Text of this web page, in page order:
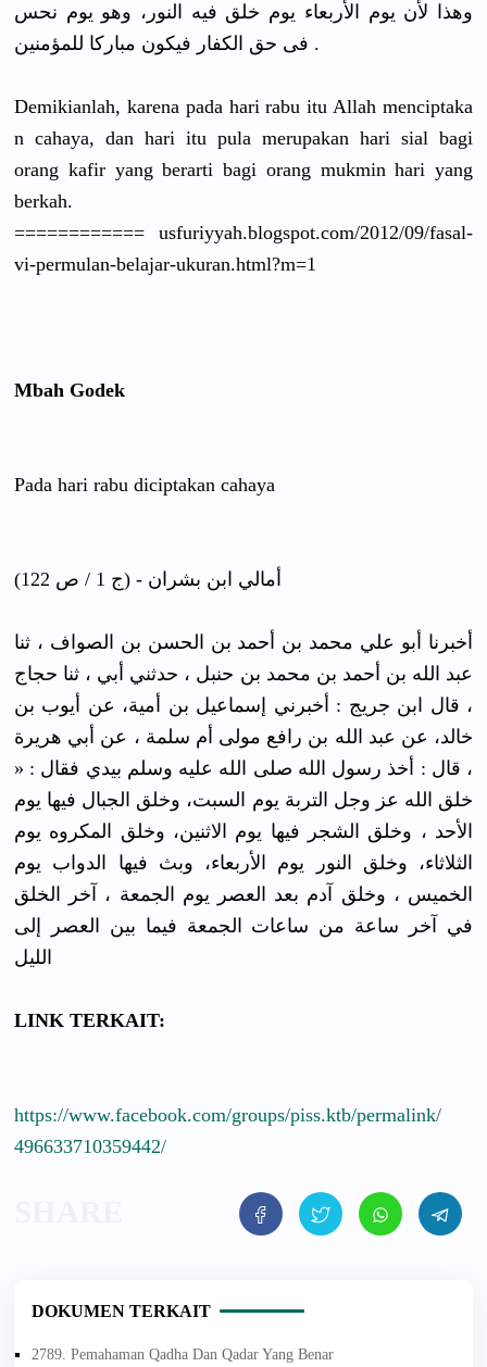
ﻭﻫﺬﺍ ﻷﻥ ﻳﻮﻡ ﺍﻷﺭﺑﻌﺎﺀ ﻳﻮﻡ ﺧﻠﻖ ﻓﻴﻪ ﺍﻟﻨﻮﺭ، ﻭﻫﻮ ﻳﻮﻡ ﻧﺤﺲ
ﻓﻰ ﺣﻖ ﺍﻟﻜﻔﺎﺭ ﻓﻴﻜﻮﻥ ﻣﺒﺎﺭﻛﺎ ﻟﻠﻤﺆﻣﻨﻴﻦ .
Demikianlah, karena pada hari rabu itu Allah menciptaka
n cahaya, dan hari itu pula merupakan hari sial bagi
orang kafir yang berarti bagi orang mukmin hari yang
berkah.
============ usfuriyyah.blogspot.com/2012/09/fasal-
vi-permulan-belajar-ukuran.html?m=1
Mbah Godek
Pada hari rabu diciptakan cahaya
أمالي ابن بشران - (ج 1 / ص 122)
أخبرنا أبو علي محمد بن أحمد بن الحسن بن الصواف ، ثنا
عبد الله بن أحمد بن محمد بن حنبل ، حدثني أبي ، ثنا حجاج
، قال ابن جريج : أخبرني إسماعيل بن أمية، عن أيوب بن
خالد، عن عبد الله بن رافع مولى أم سلمة ، عن أبي هريرة
، قال : أخذ رسول الله صلى الله عليه وسلم بيدي فقال : «
خلق الله عز وجل التربة يوم السبت، وخلق الجبال فيها يوم
الأحد ، وخلق الشجر فيها يوم الاثنين، وخلق المكروه يوم
الثلاثاء، وخلق النور يوم الأربعاء، وبث فيها الدواب يوم
الخميس ، وخلق آدم بعد العصر يوم الجمعة ، آخر الخلق
في آخر ساعة من ساعات الجمعة فيما بين العصر إلى
الليل
LINK TERKAIT:
https://www.facebook.com/groups/piss.ktb/permalink/
496633710359442/
DOKUMEN TERKAIT
2789. Pemahaman Qadha Dan Qadar Yang Benar